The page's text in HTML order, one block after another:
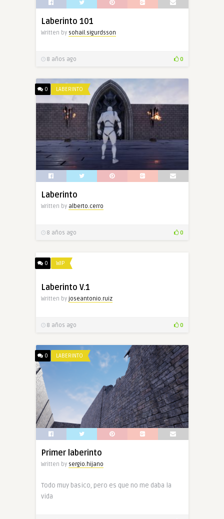
Laberinto 101
Written by sohail.sigurdsson
8 años ago 0
0 LABERINTO
Laberinto
Written by alberto.cerro
8 años ago 0
0 WIP
Laberinto V.1
Written by joseantonio.ruiz
8 años ago 0
0 LABERINTO
Primer laberinto
Written by sergio.hijano
Todo muy basico, pero es que no me daba la
vida